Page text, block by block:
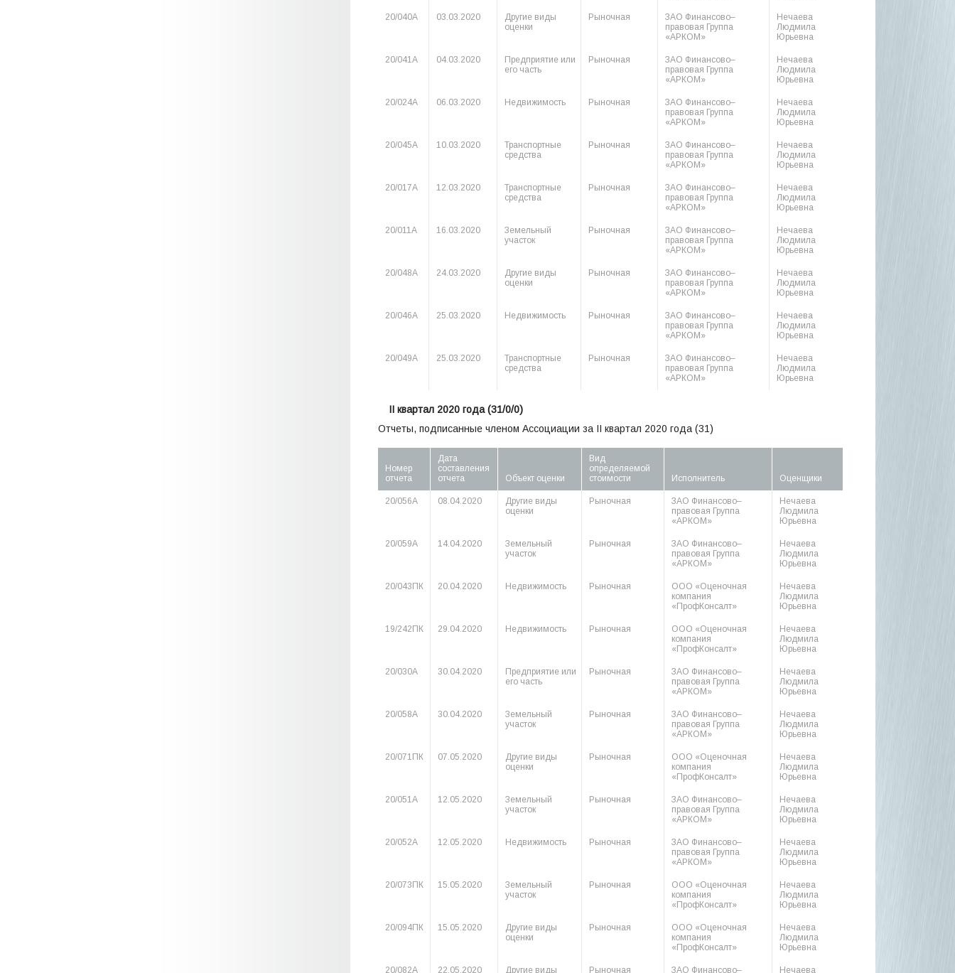
20/040А 03.03.2020
Другие виды
оценки
Рыночная
ЗАО Финансово–
правовая Группа
«АРКОМ»
Нечаева
Людмила
Юрьевна
20/041А 04.03.2020
Предприятие или
его часть
Рыночная
ЗАО Финансово–
правовая Группа
«АРКОМ»
Нечаева
Людмила
Юрьевна
20/024А 06.03.2020 Недвижимость Рыночная
ЗАО Финансово–
правовая Группа
«АРКОМ»
Нечаева
Людмила
Юрьевна
20/045А 10.03.2020
Транспортные
средства
Рыночная
ЗАО Финансово–
правовая Группа
«АРКОМ»
Нечаева
Людмила
Юрьевна
20/017А 12.03.2020
Транспортные
средства
Рыночная
ЗАО Финансово–
правовая Группа
«АРКОМ»
Нечаева
Людмила
Юрьевна
20/011А 16.03.2020
Земельный
участок
Рыночная
ЗАО Финансово–
правовая Группа
«АРКОМ»
Нечаева
Людмила
Юрьевна
20/048А 24.03.2020
Другие виды
оценки
Рыночная
ЗАО Финансово–
правовая Группа
«АРКОМ»
Нечаева
Людмила
Юрьевна
20/046А 25.03.2020 Недвижимость Рыночная
ЗАО Финансово–
правовая Группа
«АРКОМ»
Нечаева
Людмила
Юрьевна
20/049А 25.03.2020
Транспортные
средства
Рыночная
ЗАО Финансово–
правовая Группа
«АРКОМ»
Нечаева
Людмила
Юрьевна
II квартал 2020 года(31/0/0)
Отчеты, подписанные членом Ассоциации за II квартал 2020 года (31)
Номер
отчета
Дата
составления
отчета
Объект оценки
Вид
определяемой
стоимости
Исполнитель Оценщики
20/056А 08.04.2020
Другие виды
оценки
Рыночная
ЗАО Финансово–
правовая Группа
«АРКОМ»
Нечаева
Людмила
Юрьевна
20/059А 14.04.2020
Земельный
участок
Рыночная
ЗАО Финансово–
правовая Группа
«АРКОМ»
Нечаева
Людмила
Юрьевна
20/043ПК 20.04.2020 Недвижимость Рыночная
ООО «Оценочная
компания
«ПрофКонсалт»
Нечаева
Людмила
Юрьевна
19/242ПК 29.04.2020 Недвижимость Рыночная
ООО «Оценочная
компания
«ПрофКонсалт»
Нечаева
Людмила
Юрьевна
20/030А 30.04.2020
Предприятие или
его часть
Рыночная
ЗАО Финансово–
правовая Группа
«АРКОМ»
Нечаева
Людмила
Юрьевна
20/058А 30.04.2020
Земельный
участок
Рыночная
ЗАО Финансово–
правовая Группа
«АРКОМ»
Нечаева
Людмила
Юрьевна
20/071ПК 07.05.2020
Другие виды
оценки
Рыночная
ООО «Оценочная
компания
«ПрофКонсалт»
Нечаева
Людмила
Юрьевна
20/051А 12.05.2020
Земельный
участок
Рыночная
ЗАО Финансово–
правовая Группа
«АРКОМ»
Нечаева
Людмила
Юрьевна
20/052А 12.05.2020 Недвижимость Рыночная
ЗАО Финансово–
правовая Группа
«АРКОМ»
Нечаева
Людмила
Юрьевна
20/073ПК 15.05.2020
Земельный
участок
Рыночная
ООО «Оценочная
компания
«ПрофКонсалт»
Нечаева
Людмила
Юрьевна
20/094ПК 15.05.2020
Другие виды
оценки
Рыночная
ООО «Оценочная
компания
«ПрофКонсалт»
Нечаева
Людмила
Юрьевна
20/082А 22.05.2020 Другие виды Рыночная ЗАО Финансово– Нечаева